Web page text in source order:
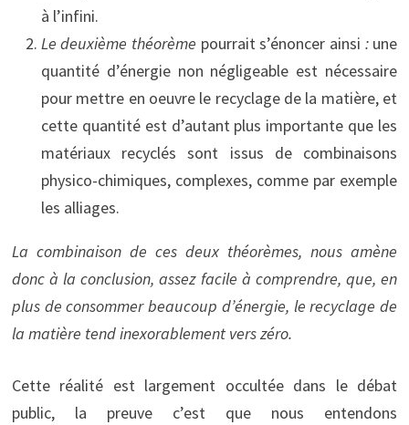
à l’infini.
Le deuxième théorème pourrait s’énoncer ainsi : une
quantité d’énergie non négligeable est nécessaire
pour mettre en oeuvre le recyclage de la matière, et
cette quantité est d’autant plus importante que les
matériaux recyclés sont issus de combinaisons
physico-chimiques, complexes, comme par exemple
les alliages.
La combinaison de ces deux théorèmes, nous amène
donc à la conclusion, assez facile à comprendre, que, en
plus de consommer beaucoup d’énergie, le recyclage de
la matière tend inexorablement vers zéro.
Cette réalité est largement occultée dans le débat
public, la preuve c’est que nous entendons